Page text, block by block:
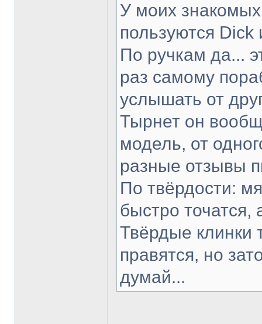
У моих
пользуются Dick
По ручкам да...
раз самому
услышать от
Тырнет он
модель, от
разные отзывы
По твёрдости:
быстро точатся,
Твёрдые клинки
правятся, но
думай...